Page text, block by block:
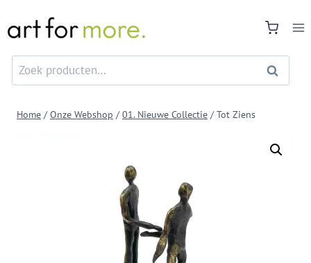
naar
Zoeken
naar:
Zoeken
Home / Onze Webshop / 01. Nieuwe Collectie / Tot Ziens